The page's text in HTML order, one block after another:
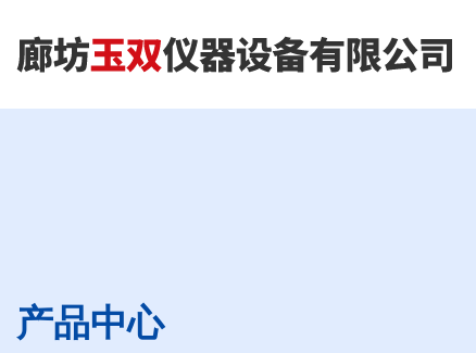
产品中心